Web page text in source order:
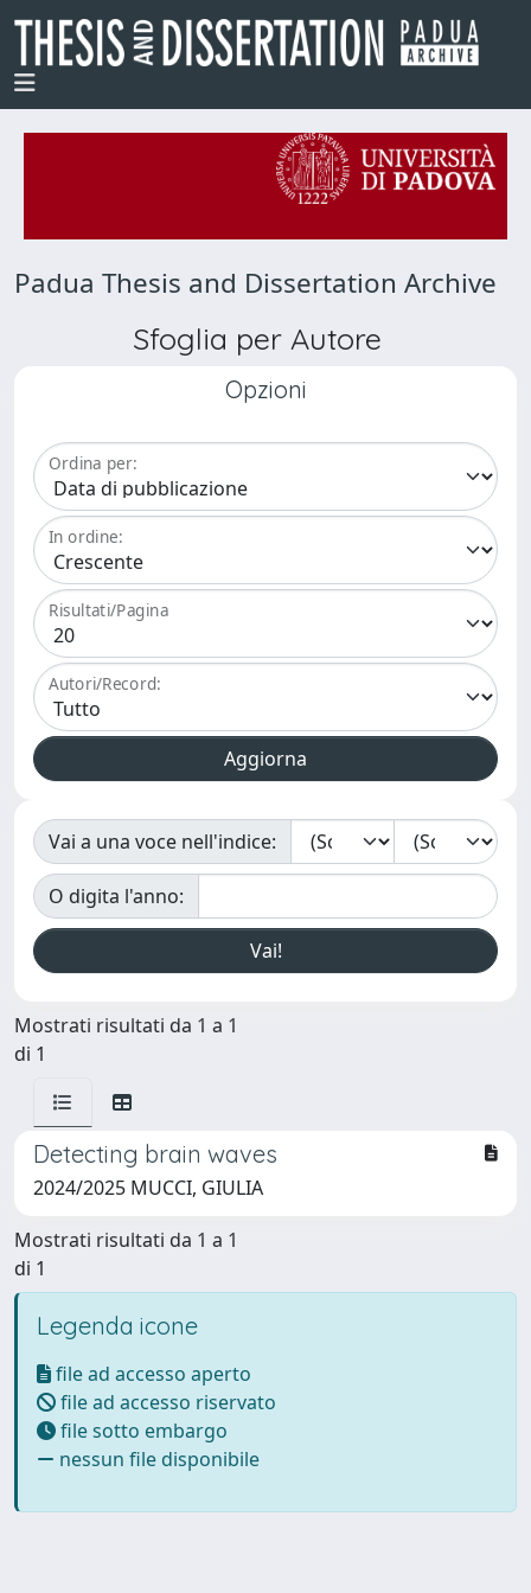
Padua Thesis and Dissertation Archive
Sfoglia per Autore
Opzioni
Ordina per:
In ordine:
Risultati/Pagina
Autori/Record:
Vai a una voce nell'indice:
O digita l'anno:
Mostrati risultati da 1 a 1
di 1
Detecting brain waves
2024/2025 MUCCI, GIULIA
Mostrati risultati da 1 a 1
di 1
Legenda icone
file ad accesso aperto
file ad accesso riservato
file sotto embargo
nessun file disponibile